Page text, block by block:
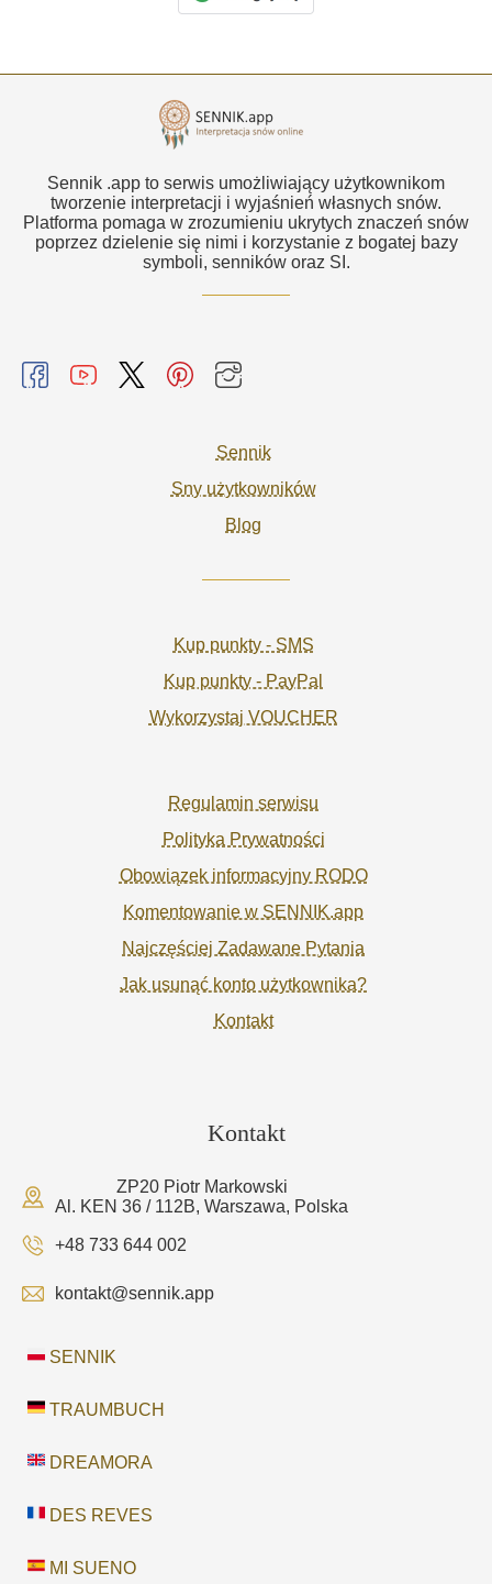
Sennik .app to serwis umożliwiający użytkownikom
tworzenie interpretacji i wyjaśnień własnych snów.
Platforma pomaga w zrozumieniu ukrytych znaczeń snów
poprzez dzielenie się nimi i korzystanie z bogatej bazy
symboli, senników oraz SI.
Sennik
Sny użytkowników
Blog
Kup punkty - SMS
Kup punkty - PayPal
Wykorzystaj VOUCHER
Regulamin serwisu
Polityka Prywatności
Obowiązek informacyjny RODO
Komentowanie w SENNIK.app
Najczęściej Zadawane Pytania
Jak usunąć konto użytkownika?
Kontakt
Kontakt
ZP20 Piotr Markowski
Al. KEN 36 / 112B, Warszawa, Polska
+48 733 644 002
kontakt@sennik.app
SENNIK
TRAUMBUCH
DREAMORA
DES REVES
MI SUENO